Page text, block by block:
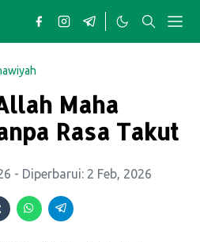
Maha
Rasa Takut
- Diperbarui: 2 Feb, 2026